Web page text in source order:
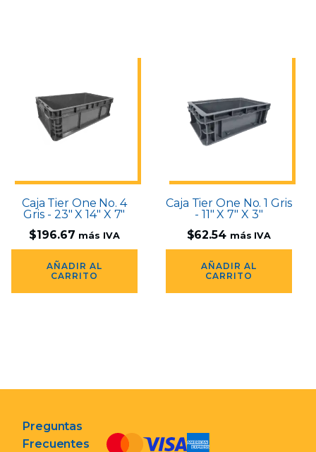
Caja Tier One No. 4
Gris - 23" X 14" X 7"
$196.67 más IVA
AÑADIR AL
CARRITO
Caja Tier One No. 1 Gris
- 11" X 7" X 3"
$62.54 más IVA
AÑADIR AL
CARRITO
Preguntas
Frecuentes